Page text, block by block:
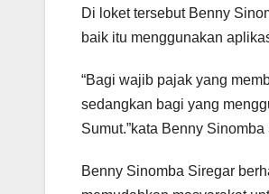
Di loket tersebut Benny
baik itu menggunakan
“Bagi wajib pajak yang
sedangkan bagi yang
Sumut.”kata Benny
Benny Sinomba Siregar